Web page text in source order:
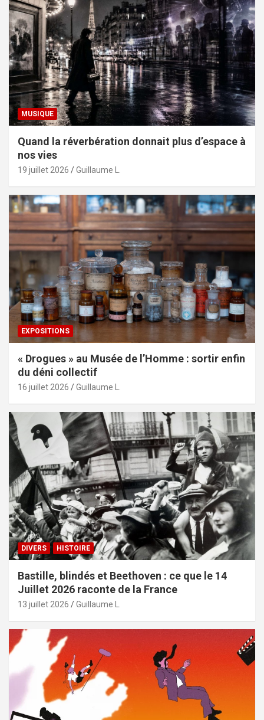
MUSIQUE
Quand la réverbération donnait plus d’espace à
nos vies
19 juillet 2026 Guillaume L.
EXPOSITIONS
« Drogues » au Musée de l’Homme : sortir enfin
du déni collectif
16 juillet 2026 Guillaume L.
DIVERS HISTOIRE
Bastille, blindés et Beethoven : ce que le 14
Juillet 2026 raconte de la France
13 juillet 2026 Guillaume L.